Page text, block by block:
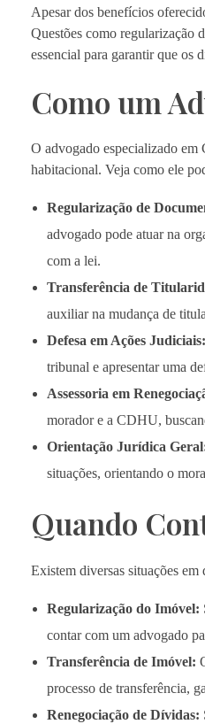
Apesar dos benefícios
Questões como regularização
essencial para garantir que os
Como um
O advogado especializado em
habitacional. Veja como ele
Regularização de
advogado pode atuar na
com a lei.
Transferência de
auxiliar na mudança de
Defesa em Ações Judiciais:
tribunal e apresentar uma
Assessoria em
morador e a CDHU,
Orientação Jurídica
situações, orientando o
Quando
Existem diversas situações
Regularização do Imóvel:
contar com um advogado
Transferência de Imóvel:
processo de transferência,
Renegociação de Dívidas: